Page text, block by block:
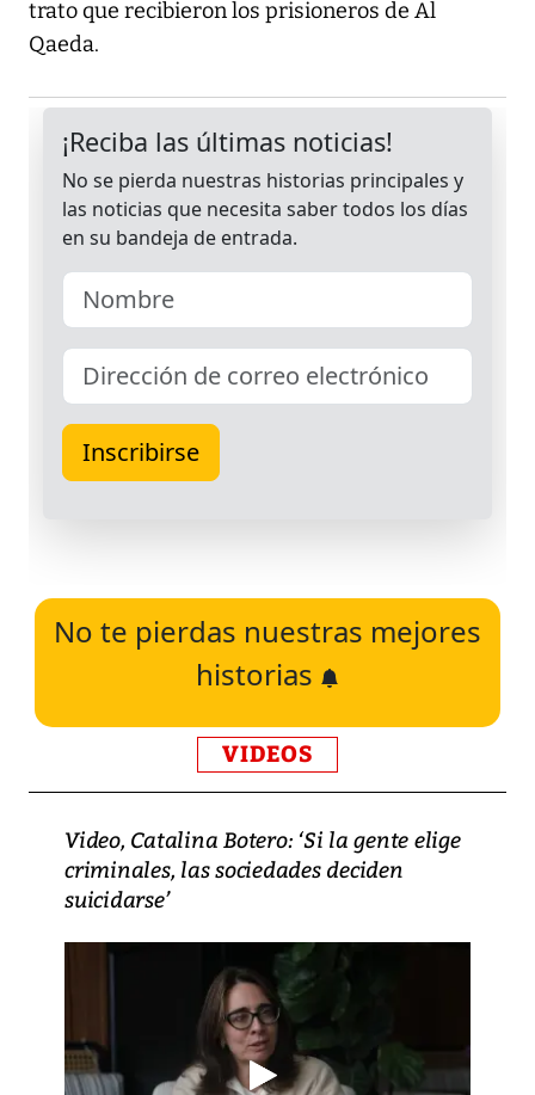
trato que recibieron los prisioneros de Al
Qaeda.
No te pierdas nuestras mejores
historias
VIDEOS
Video, Catalina Botero: ‘Si la gente elige
criminales, las sociedades deciden
suicidarse’